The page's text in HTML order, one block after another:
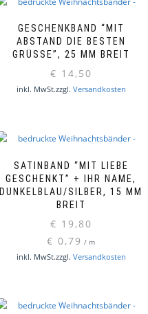
GESCHENKBAND “MIT
ABSTAND DIE BESTEN
GRÜSSE”, 25 MM BREIT
€ 14,50
inkl. MwSt.zzgl. Versandkosten
SATINBAND “MIT LIEBE
GESCHENKT” + IHR NAME,
DUNKELBLAU/SILBER, 15 MM
BREIT
€ 19,80
€ 0,79 / m
inkl. MwSt.zzgl. Versandkosten